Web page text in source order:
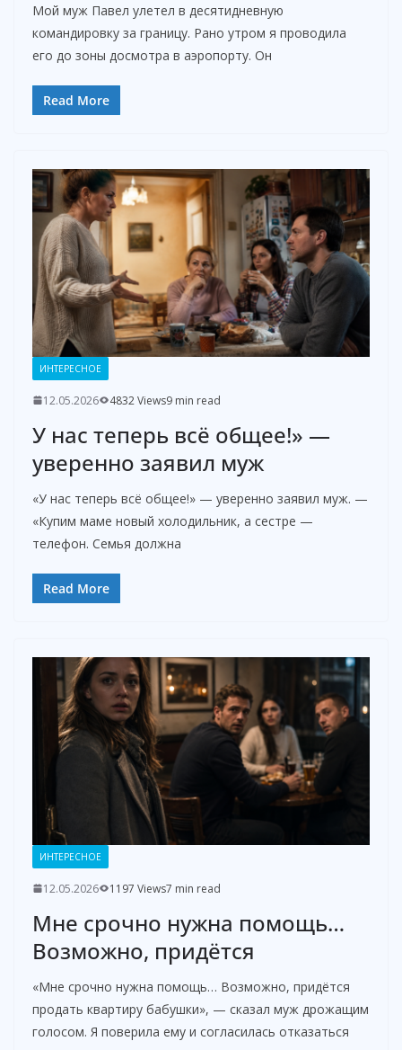
Мой муж Павел улетел в десятидневную
командировку за границу. Рано утром я проводила
его до зоны досмотра в аэропорту. Он
Read More
ИНТЕРЕСНОЕ
12.05.2026 4832 Views9 min read
У нас теперь всё общее!» —
уверенно заявил муж
«У нас теперь всё общее!» — уверенно заявил муж. —
«Купим маме новый холодильник, а сестре —
телефон. Семья должна
Read More
ИНТЕРЕСНОЕ
12.05.2026 1197 Views7 min read
Мне срочно нужна помощь…
Возможно, придётся
«Мне срочно нужна помощь… Возможно, придётся
продать квартиру бабушки», — сказал муж дрожащим
голосом. Я поверила ему и согласилась отказаться